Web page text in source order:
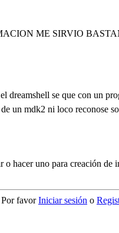
ME SIRVIO
dreamshell se que con un
un mdk2 ni loco reconose
o hacer uno para creación
Por favorIniciar sesión o